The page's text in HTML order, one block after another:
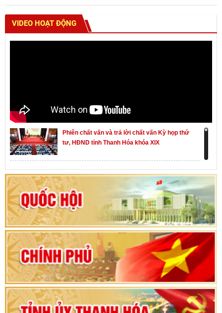
VIDEO HOẠT ĐỘNG
Phiên chất vấn và trả lời chất vấn Kỳ họp thứ
tư, HĐND tỉnh Thanh Hóa khóa XIX
Khai mạc kỳ họp thứ Nhất, Quốc hội khóa XVI
Hướng dẫn quy trình bỏ phiếu bầu cử ĐBQH
khoá XVI và đại biểu HĐND các cấp nhiệm kỳ
2026-2031
80 năm Quốc hội Việt Nam: vì lợi ích Nhân dân,
vì sự phát triển của đất nước
Bộ Chính trị duyệt nội dung Đại hội đại biểu
Đảng bộ tỉnh Thanh Hóa lần thứ XX, nhiệm kỳ
2025 - 2030